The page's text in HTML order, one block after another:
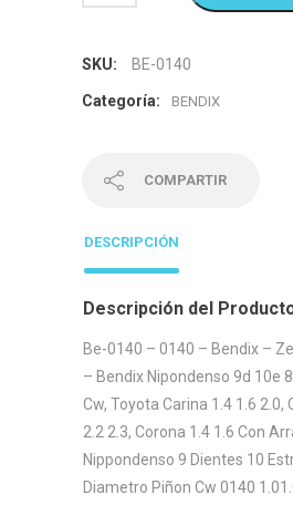
SKU: BE-0140
Categoría: BENDIX
COMPARTIR
DESCRIPCIÓN
Descripción del
Be-0140 – 0140 – Bendix –
– Bendix Nipondenso 9d 10e
Cw, Toyota Carina 1.4 1.6 2.0,
2.2 2.3, Corona 1.4 1.6 Con
Nippondenso 9 Dientes 10
Diametro Piñon Cw 0140